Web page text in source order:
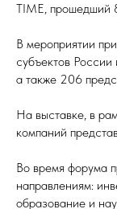
TIME, прошедший
В мероприятии
субъектов
а также 206
На выставке, в
компаний
Во время форума
направлениям:
образование и